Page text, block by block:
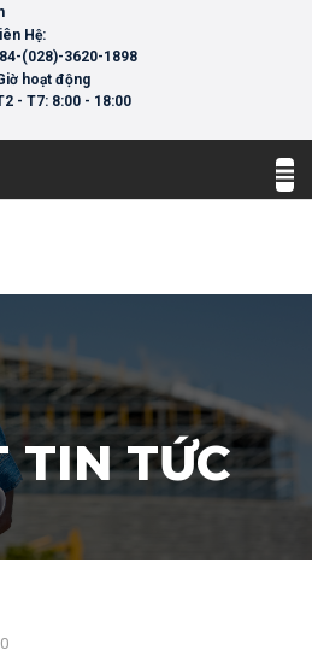
Hệ:
(028)-3620-1898
hoạt động
- T7: 8:00 - 18:00
TIN TỨC